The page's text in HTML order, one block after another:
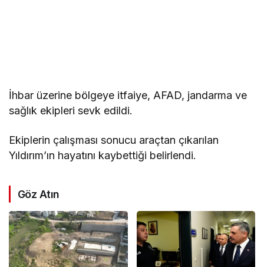
İhbar üzerine bölgeye itfaiye, AFAD, jandarma ve
sağlık ekipleri sevk edildi.
Ekiplerin çalışması sonucu araçtan çıkarılan
Yıldırım’ın hayatını kaybettiği belirlendi.
Göz Atın